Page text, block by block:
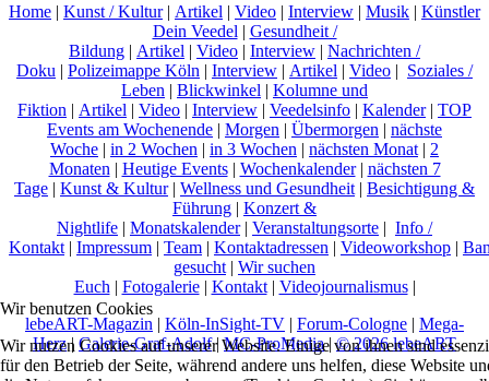
Home | Kunst / Kultur| Artikel | Video | Interview | Musik | Künstler
Dein Veedel | Gesundheit /
Bildung | Artikel | Video | Interview | Nachrichten /
Doku | Polizeimappe Köln | Interview | Artikel | Video | Soziales /
Leben | Blickwinkel | Kolumne und
Fiktion | Artikel | Video | Interview | Veedelsinfo | Kalender| TOP
Events am Wochenende | Morgen | Übermorgen | nächste
Woche | in 2 Wochen | in 3 Wochen | nächsten Monat | 2
Monaten | Heutige Events| Wochenkalender| nächsten 7
Tage | Kunst & Kultur| Wellness und Gesundheit | Besichtigung &
Führung | Konzert &
Nightlife | Monatskalender| Veranstaltungsorte | Info /
Kontakt | Impressum | Team | Kontaktadressen | Videoworkshop |
gesucht | Wir suchen
Euch | Fotogalerie| Kontakt| Videojournalismus|
lebeART-Magazin | Köln-InSight-TV | Forum-Cologne | Mega-
Herz| Galerie-Graf-Adolf|MC-ProMedia|© 2026 lebeART
Wir benutzen Cookies
Wir nutzen Cookies auf unserer Website. Einige von ihnen sind
für den Betrieb der Seite, während andere uns helfen, diese Website